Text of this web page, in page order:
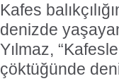
Kafes
denizde
Yılmaz,
çöktüğünde